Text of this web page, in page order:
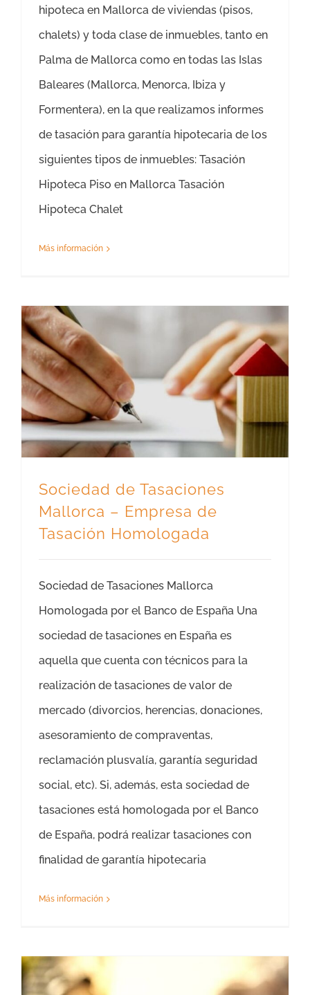
hipoteca en Mallorca de viviendas (pisos,
chalets) y toda clase de inmuebles, tanto en
Palma de Mallorca como en todas las Islas
Baleares (Mallorca, Menorca, Ibiza y
Formentera), en la que realizamos informes
de tasación para garantía hipotecaria de los
siguientes tipos de inmuebles: Tasación
Hipoteca Piso en Mallorca Tasación
Hipoteca Chalet
Más información
Sociedad de Tasaciones
Mallorca – Empresa de
Tasación Homologada
Sociedad de Tasaciones Mallorca
Homologada por el Banco de España Una
sociedad de tasaciones en España es
aquella que cuenta con técnicos para la
realización de tasaciones de valor de
mercado (divorcios, herencias, donaciones,
asesoramiento de compraventas,
reclamación plusvalía, garantía seguridad
social, etc). Si, además, esta sociedad de
tasaciones está homologada por el Banco
de España, podrá realizar tasaciones con
finalidad de garantía hipotecaria
Más información